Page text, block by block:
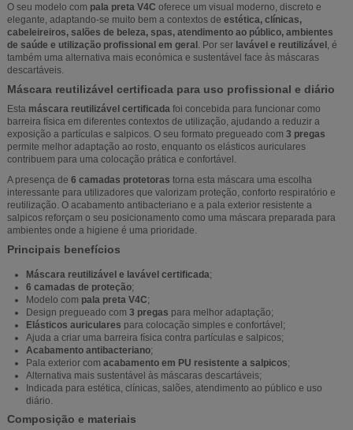
O seu modelo com pala preta V4C oferece um visual moderno, discreto e
elegante, adaptando-se muito bem a contextos de estética, clínicas,
cabeleireiros, salões de beleza, spas, atendimento ao público, ambientes
de saúde e utilização profissional em geral . Por ser lavável e reutilizável , é
também uma alternativa mais económica e sustentável face às máscaras
descartáveis.
Máscara reutilizável certificada para uso profissional e diário
Esta máscara reutilizável certificada foi concebida para funcionar como
barreira física em diferentes contextos de utilização, ajudando a reduzir a
exposição a partículas e salpicos. O seu formato pregueado com 3 pregas
permite melhor adaptação ao rosto, enquanto os elásticos auriculares
contribuem para uma colocação prática e confortável.
A presença de 6 camadas protetoras torna esta máscara uma escolha
interessante para utilizadores que valorizam proteção, conforto respiratório e
reutilização. O acabamento antibacteriano e a pala exterior resistente a
salpicos reforçam o seu posicionamento como uma máscara preparada para
ambientes onde a higiene é uma prioridade.
Principais benefícios
Máscara reutilizável e lavável certificada;
6 camadas de proteção;
Modelo com pala preta V4C;
Design pregueado com 3 pregas para melhor adaptação;
Elásticos auriculares para colocação simples e confortável;
Ajuda a criar uma barreira física contra partículas e salpicos;
Acabamento antibacteriano;
Pala exterior com acabamento em PU resistente a salpicos;
Alternativa mais sustentável às máscaras descartáveis;
Indicada para estética, clínicas, salões, atendimento ao público e uso
diário.
Composição e materiais